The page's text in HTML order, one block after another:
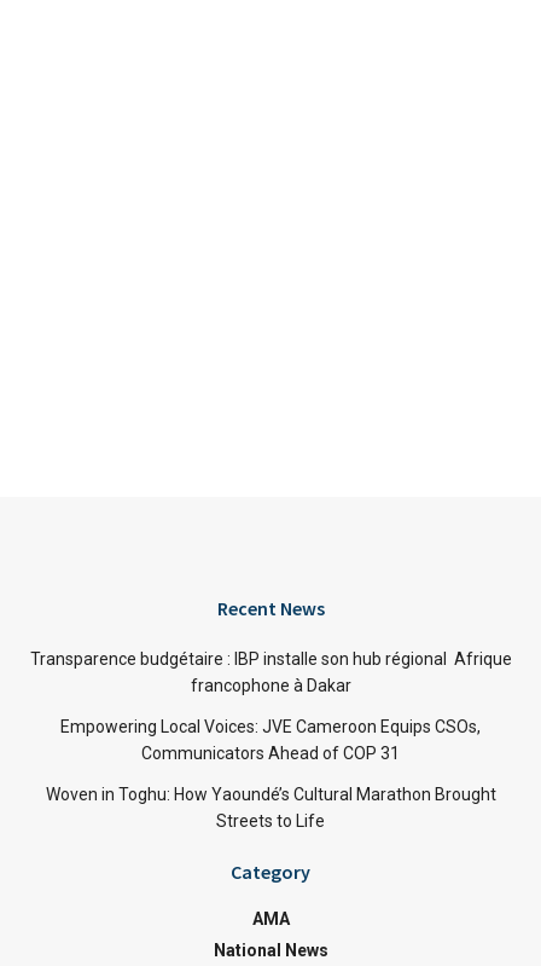
Recent News
Transparence budgétaire : IBP installe son hub régional Afrique
francophone à Dakar
Empowering Local Voices: JVE Cameroon Equips CSOs,
Communicators Ahead of COP 31
Woven in Toghu: How Yaoundé’s Cultural Marathon Brought
Streets to Life
Category
AMA
National News